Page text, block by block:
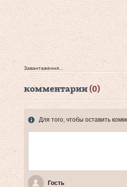
Завантаження...
комментарии (0)
Для того, чтобы оставить
Гость